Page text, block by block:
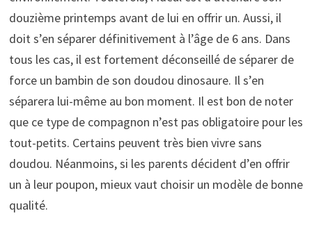
douzième printemps avant de lui en offrir un. Aussi, il
doit s’en séparer définitivement à l’âge de 6 ans. Dans
tous les cas, il est fortement déconseillé de séparer de
force un bambin de son doudou dinosaure. Il s’en
séparera lui-même au bon moment. Il est bon de noter
que ce type de compagnon n’est pas obligatoire pour les
tout-petits. Certains peuvent très bien vivre sans
doudou. Néanmoins, si les parents décident d’en offrir
un à leur poupon, mieux vaut choisir un modèle de bonne
qualité.